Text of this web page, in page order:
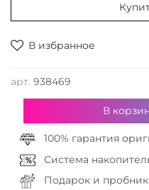
В избранное
арт. 938469
В
100% гарантия
Система
Подарок и